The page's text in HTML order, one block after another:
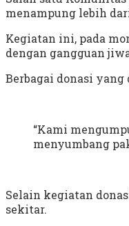
menampung lebih
Kegiatan ini, pada
dengan gangguan
Berbagai donasi
“Kami
menyumbang
Selain kegiatan
sekitar.